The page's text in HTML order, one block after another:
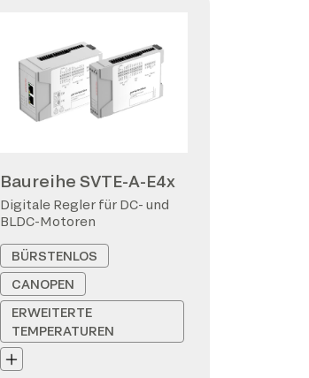
Baureihe SVTE-A-E4x
Digitale Regler für DC- und
BLDC-Motoren
BÜRSTENLOS
CANOPEN
ERWEITERTE
TEMPERATUREN